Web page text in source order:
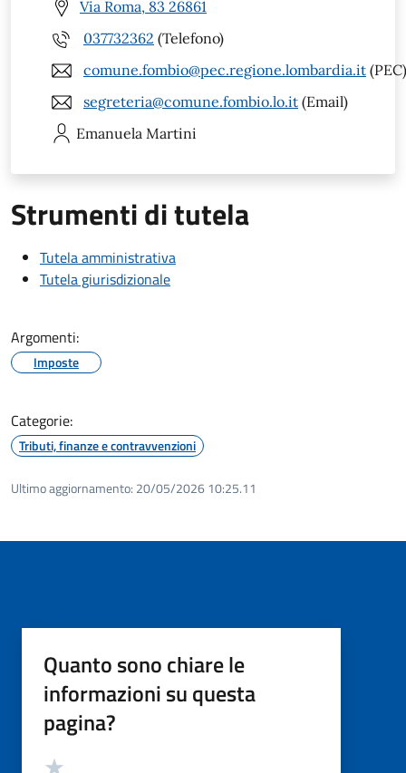
Via Roma, 83 26861
037732362 (Telefono)
comune.fombio@pec.regione.lombardia.it (PEC)
segreteria@comune.fombio.lo.it (Email)
Emanuela Martini
Strumenti di tutela
Tutela amministrativa
Tutela giurisdizionale
Argomenti:
Imposte
Categorie:
Tributi, finanze e contravvenzioni
Ultimo aggiornamento: 20/05/2026 10:25.11
Quanto sono chiare le
informazioni su questa
pagina?
Valutazione